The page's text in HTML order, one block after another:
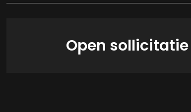
Open sollicitatie